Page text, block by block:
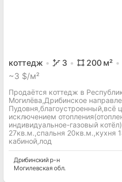
коттедж 3 200м²
~3 $/м²
Продаётся коттедж в
Могилёва,Дрибинское
Пудовня,благоустроенный,всё
исключением
индивидуальное-газовый
27кв.м.,спальня 20кв.м.,кухня
кабиной,лод
Дрибинскийр-н
Могилевская обл.